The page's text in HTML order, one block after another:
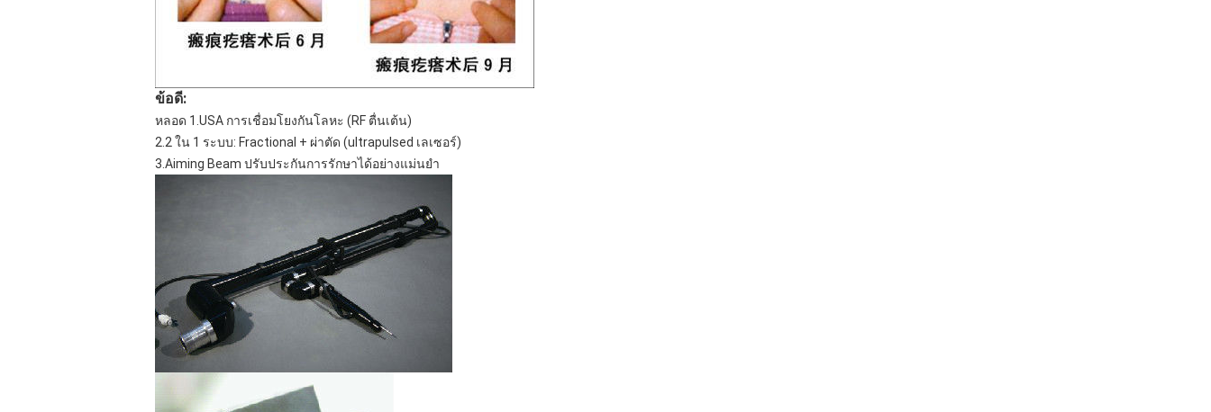
ข้อดี:
หลอด 1.USA การเชื่อมโยงกันโลหะ (RF ตื่นเต้น)
2.2 ใน 1 ระบบ: Fractional + ผ่าตัด (ultrapulsed เลเซอร์)
3.Aiming Beam ปรับประกันการรักษาได้อย่างแม่นยำ